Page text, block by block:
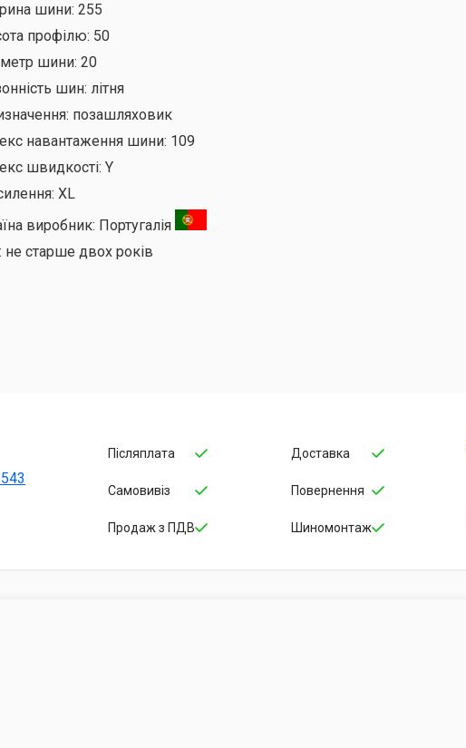
шини: 255
профілю: 50
шини: 20
шин: літня
позашляховик
навантаження шини: 109
швидкості: Y
XL
виробник: Португалія
не старше двох років
Післяплата
Самовивіз
Продаж з ПДВ
Доставка
Повернення
Шиномонтаж